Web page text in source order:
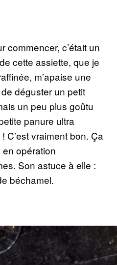
commencer, c’était un
cette assiette, que je
m’apaise une
de déguster un petit
un peu plus goûtu
panure ultra
C’est vraiment bon. Ça
opération
Son astuce à elle :
béchamel.